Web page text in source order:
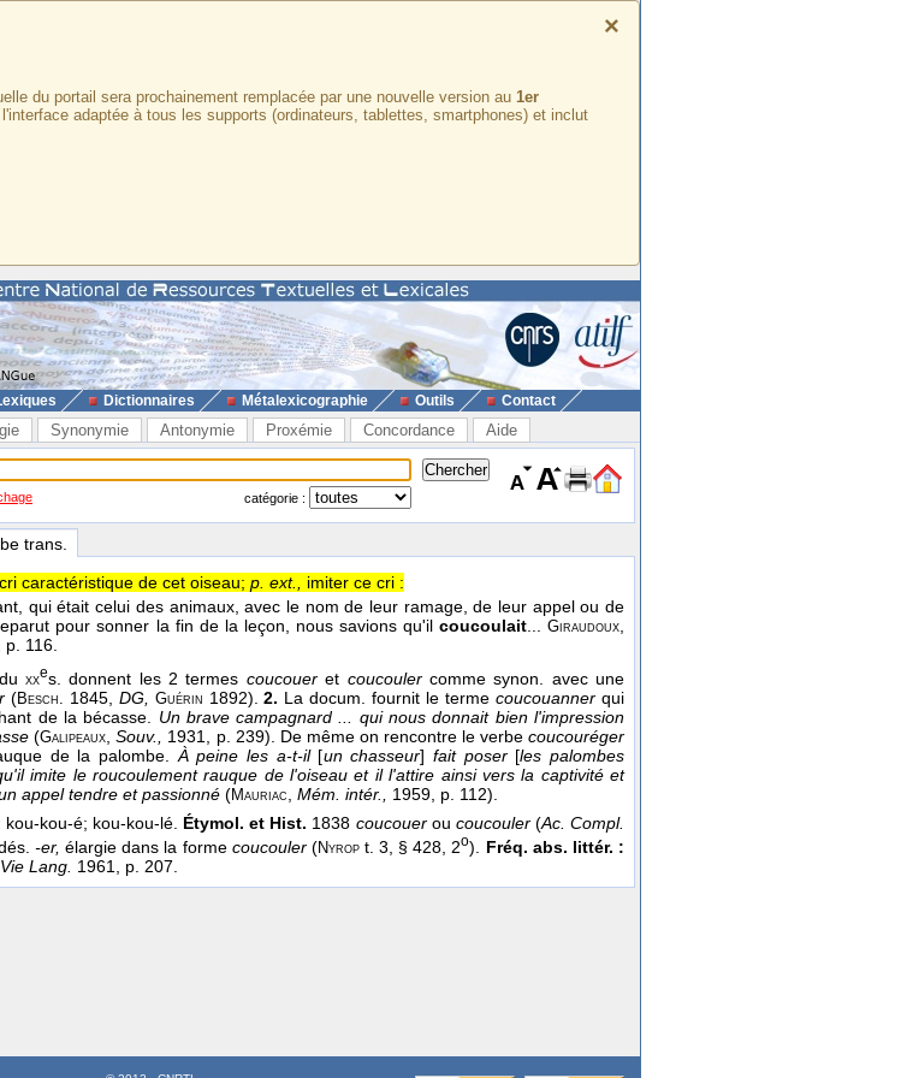
×
du portail sera prochainement remplacée par une nouvelle version au 1er
adaptée à tous les supports (ordinateurs, tablettes, smartphones) et inclut
Dictionnaires Métalexicographie Outils Contact
Synonymie Antonymie Proxémie Concordance Aide
catégorie :
trans.
caractéristique de cet oiseau; p. ext., imiter ce cri :
qui était celui des animaux, avec le nom de leur ramage, de leur appel ou de
pour sonner la fin de la leçon, nous savions qu'il coucoulait...Giraudoux,
p. 116.
xxes. donnent les 2 termes coucoueret coucoulercomme synon. avec une
(Besch. 1845, DG, Guérin 1892).2. La docum. fournit le termecoucouanner qui
de la bécasse. Un brave campagnard ... qui nous donnait bien l'impression
(Galipeaux ,Souv., 1931, p. 239). De même on rencontre le verbe coucouréger
de la palombe. À peine les a-t-il[un chasseur] fait poser[les palombes
imite le roucoulement rauque de l'oiseau et il l'attire ainsi vers la captivité et
appel tendre et passionné (Mauriac Mém. intér.,
1959, p. 112).
kou-é; kou-kou-lé. Étymol. et Hist. 1838 coucouerou coucouler(Ac. Compl.
-er, élargie dans la forme coucouler(Nyropt. 3, § 428, 2o). Fréq. abs. littér. :
Vie Lang. 1961, p. 207.